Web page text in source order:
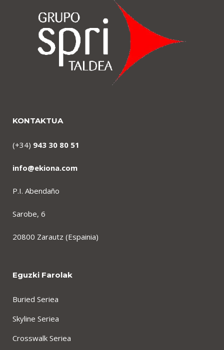
KONTAKTUA
(+34) 943 30 80 51
info@ekiona.com
P.I. Abendaño
Sarobe, 6
20800 Zarautz (Espainia)
Eguzki Farolak
Buried Seriea
Skyline Seriea
Crosswalk Seriea